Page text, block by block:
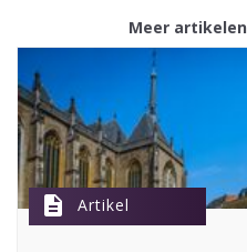
Meer
description Artikel